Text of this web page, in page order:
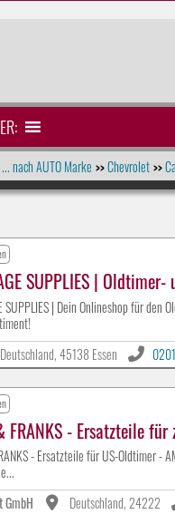
... nach AUTO Marke >>Chevrolet >>
SUPPLIES |
SUPPLIES | Dein Onlineshop für
Deutschland, 45138 Essen
FRANKS - Ersatzteile
- Ersatzteile für US-Oldtimer -
GmbH Deutschland, 24222